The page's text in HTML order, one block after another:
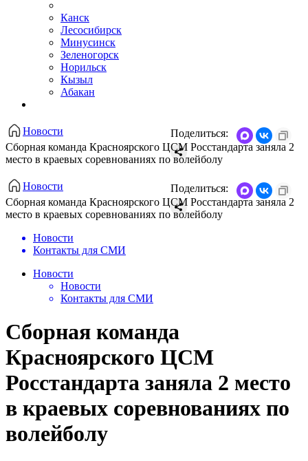
Канск
Лесосибирск
Минусинск
Зеленогорск
Норильск
Кызыл
Абакан
Новости
Сборная команда Красноярского ЦСМ Росстандарта заняла 2
место в краевых соревнованиях по волейболу
Поделиться:
Новости
Сборная команда Красноярского ЦСМ Росстандарта заняла 2
место в краевых соревнованиях по волейболу
Поделиться:
Новости
Контакты для СМИ
Новости
Новости
Контакты для СМИ
Сборная команда
Красноярского ЦСМ
Росстандарта заняла 2 место
в краевых соревнованиях по
волейболу